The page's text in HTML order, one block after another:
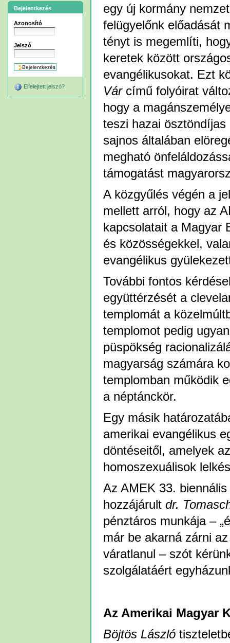
Bejelentkezés
Azonosító
Jelszó
Elfelejtett jelszó?
egy új kormány
felügyelőnk előadását
tényt is megemlíti,
keretek között
evangélikusokat. Ezt
Várcímű folyóirat
hogy a
teszi hazai
sajnos általában
megható
támogatást
A közgyűlés végén a
mellett arról, hogy az
kapcsolatait a Magyar
és közösségekkel,
evangélikus
További fontos
együttérzését a
templomát a
templomot pedig
püspökség
magyarság számára
templomban működik
a néptánckör.
Egy másik
amerikai evangélikus
döntéseitől, amelyek
homoszexuálisok
Az AMEK 33.
hozzájárultdr.
pénztáros munkája –
már be akarná zárni
váratlanul – szót
szolgálatáért
Az Amerikai Magyar
Böjtös László